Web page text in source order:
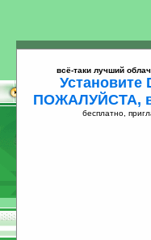
всё-таки лучший
Установите
ПОЖАЛУЙСТА,
бесплатно,